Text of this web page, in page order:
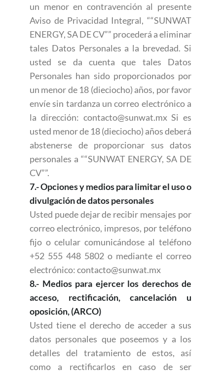
un menor en contravención al presente
Aviso de Privacidad Integral, ““SUNWAT
ENERGY, SA DE CV”” procederá a eliminar
tales Datos Personales a la brevedad. Si
usted se da cuenta que tales Datos
Personales han sido proporcionados por
un menor de 18 (dieciocho) años, por favor
envíe sin tardanza un correo electrónico a
la dirección: contacto@sunwat.mx Si es
usted menor de 18 (dieciocho) años deberá
abstenerse de proporcionar sus datos
personales a ““SUNWAT ENERGY, SA DE
CV””.
7.- Opciones y medios para limitar el uso o
divulgación de datos personales
Usted puede dejar de recibir mensajes por
correo electrónico, impresos, por teléfono
fijo o celular comunicándose al teléfono
+52 555 448 5802 o mediante el correo
electrónico: contacto@sunwat.mx
8.- Medios para ejercer los derechos de
acceso, rectificación, cancelación u
oposición, (ARCO)
Usted tiene el derecho de acceder a sus
datos personales que poseemos y a los
detalles del tratamiento de estos, así
como a rectificarlos en caso de ser